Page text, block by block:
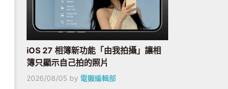
iOS 27 相簿新功能「由我拍攝」讓相
簿只顯示自己拍的照片
2026/08/05 by 電獺編輯部